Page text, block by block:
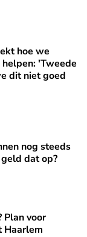
in de knel
hoe we
'Tweede
dit niet goed
slecht lezen.
nog steeds
dat op?
wijk
Plan voor